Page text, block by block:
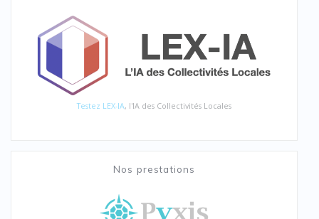
Testez LEX-IA, l'IA des Collectivités Locales
Nos prestations